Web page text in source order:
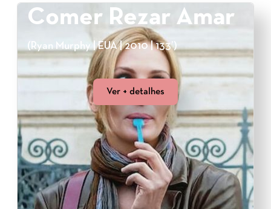
Comer Rezar Amar
(Ryan Murphy | EUA | 2010 | 133’)
Ver + detalhes